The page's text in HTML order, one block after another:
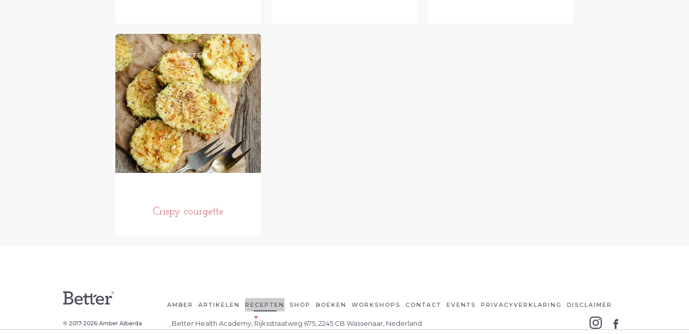
RECEPTEN
Crispy courgette
AMBER ARTIKELEN RECEPTEN SHOP BOEKEN WORKSHOPS CONTACT EVENTS PRIVACYVERKLARING DISCLAIMER
®2017-2026 Amber Albarda ., Better Health Academy, Rijksstraatweg 675, 2245 CB Wassenaar, Nederland